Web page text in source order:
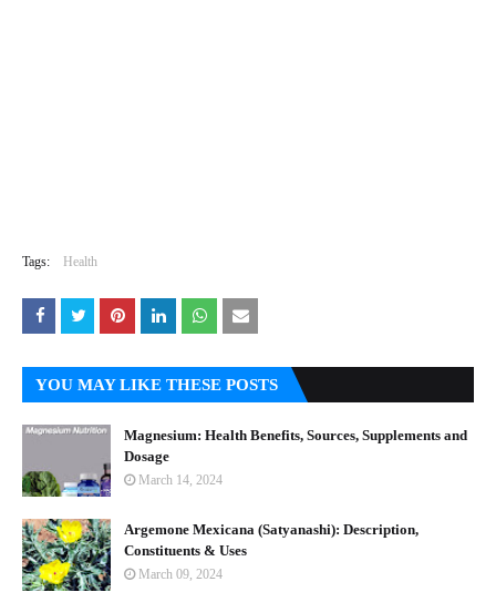
Tags: Health
YOU MAY LIKE THESE POSTS
Magnesium: Health Benefits, Sources, Supplements and
Dosage
March 14, 2024
Argemone Mexicana (Satyanashi): Description,
Constituents & Uses
March 09, 2024